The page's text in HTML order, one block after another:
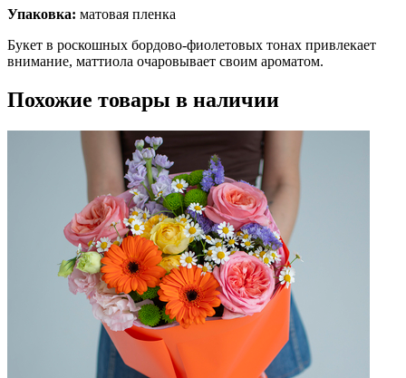
Упаковка: матовая пленка
Букет в роскошных бордово-фиолетовых тонах привлекает
внимание, маттиола очаровывает своим ароматом.
Похожие товары в наличии